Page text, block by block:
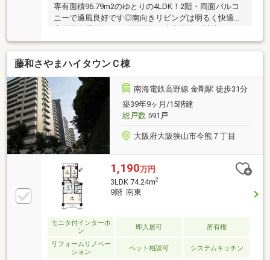
専有面積96.79m2のゆとりの4LDK！2階・両面バルコ
ニーで通風良好です◎南向きリビングは明るく快適。
生活至便な環境です♪＊*
藤和さやまハイタウンＣ棟
南海電鉄高野線 金剛駅 徒歩31分
築39年9ヶ月/15階建
総戸数591戸
大阪府大阪狭山市今熊７丁目
1,190万円
3LDK 74.24m2
9階 南東
モニタ付インターホ
ン
即入居可 所有権
リフォームリノベー
ション
ペット相談可 システムキッチン